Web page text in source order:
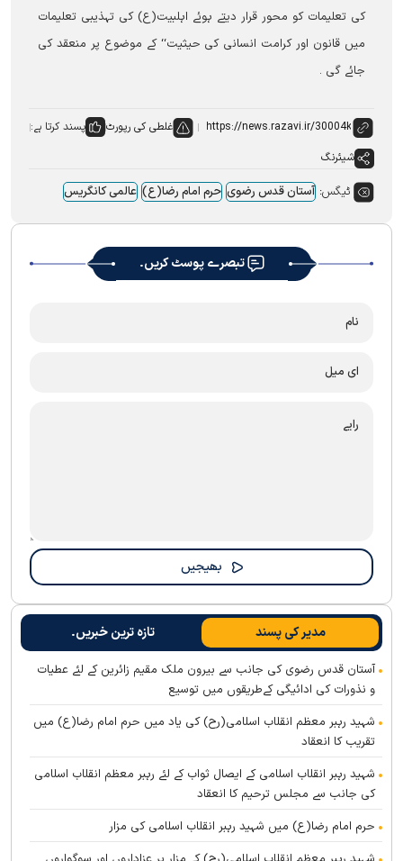
کی تعلیمات کو محور قرار دیتے ہوئے اہلبیت(ع) کی تہذیبی تعلیمات
میں قانون اور کرامت انسانی کی حیثیت‘‘ کے موضوع پر منعقد کی
جائے گی ۔
غلطی کی رپورٹ
پسند کرتا ہے:
شیئرنگ
ٹیگس: آستان قدس رضوی حرم امام رضا(ع) عالمی کانگریس
تبصرے پوسٹ کریں۔
مدیر کی پسند تازہ ترین خبریں۔
آستان قدس رضوی کی جانب سے بیرون ملک مقیم زائرین کے لئے عطیات
و نذورات کی ادائیگی کےطریقوں میں توسیع
شہید رہبر معظم انقلاب اسلامی(رح) کی یاد میں حرم امام رضا(ع) میں
تقریب کا انعقاد
شہید رہبر انقلاب اسلامی کے ایصال ثواب کے لئے رہبر معظم انقلاب اسلامی
کی جانب سے مجلس ترحیم کا انعقاد
حرم امام رضا(ع) میں شہید رہبر انقلاب اسلامی کی مزار